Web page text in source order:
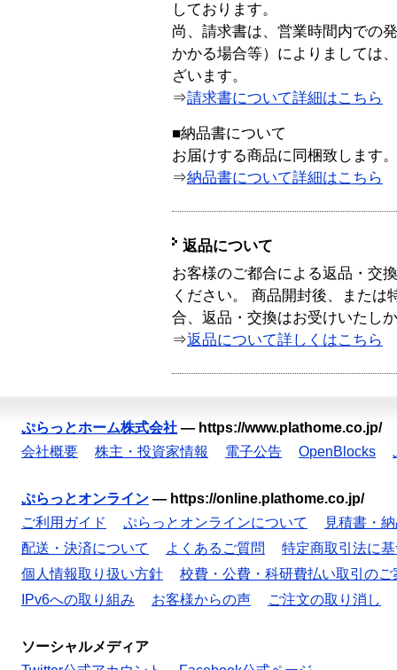
しております。
尚、請求書は、営業時間内での
かかる場合等）によりましては
ざいます。
⇒請求書について詳細はこちら
■納品書について
お届けする商品に同梱致します。
⇒納品書について詳細はこちら
返品について
お客様のご都合による返品・交
ください。 商品開封後、または
合、返品・交換はお受けいたし
⇒返品について詳しくはこちら
ぷらっとホーム株式会社 — https://www.plathome.co.jp/
会社概要
株主・投資家情報 電子公告 OpenBlocks
ぷらっとオンライン — https://online.plathome.co.jp/
ご利用ガイド
ぷらっとオンラインについて
見積書・
配送・決済について
よくあるご質問
特定商取引法に
個人情報取り扱い方針
校費・公費・科研費払い取引のご
IPv6への取り組み
お客様からの声 ご注文の取り消し
ソーシャルメディア